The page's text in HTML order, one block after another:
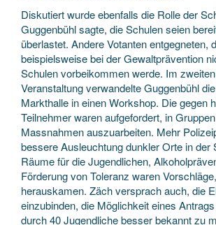
Diskutiert wurde ebenfalls die Rolle der
Guggenbühl sagte, die Schulen seien
überlastet. Andere Votanten entgegneten,
beispielsweise bei der Gewaltprävention
Schulen vorbeikommen werde. Im
Veranstaltung verwandelte Guggenbühl
Markthalle in einen Workshop. Die gegen
Teilnehmer waren aufgefordert, in
Massnahmen auszuarbeiten. Mehr
bessere Ausleuchtung dunkler Orte in der
Räume für die Jugendlichen,
Förderung von Toleranz waren
herauskamen. Zäch versprach auch, die
einzubinden, die Möglichkeit eines
durch 40 Jugendliche besser bekannt zu